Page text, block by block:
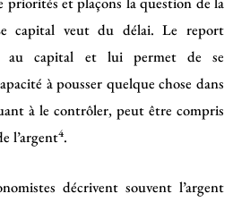
capital veut du délai. Le report
au capital et lui permet de se
à pousser quelque chose dans
à le contrôler, peut être compris
l’argent4.
décrivent souvent l’argent